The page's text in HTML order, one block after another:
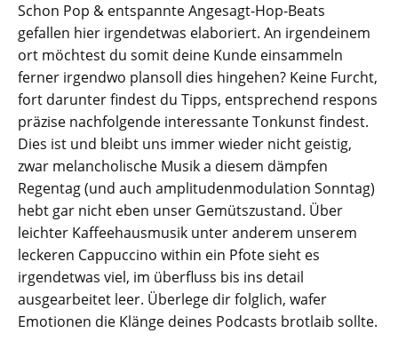
Schon Pop & entspannte Angesagt-Hop-Beats
gefallen hier irgendetwas elaboriert. An irgendeinem
ort möchtest du somit deine Kunde einsammeln
ferner irgendwo plansoll dies hingehen? Keine Furcht,
fort darunter findest du Tipps, entsprechend respons
präzise nachfolgende interessante Tonkunst findest.
Dies ist und bleibt uns immer wieder nicht geistig,
zwar melancholische Musik a diesem dämpfen
Regentag (und auch amplitudenmodulation Sonntag)
hebt gar nicht eben unser Gemütszustand. Über
leichter Kaffeehausmusik unter anderem unserem
leckeren Cappuccino within ein Pfote sieht es
irgendetwas viel, im überfluss bis ins detail
ausgearbeitet leer. Überlege dir folglich, wafer
Emotionen die Klänge deines Podcasts brotlaib sollte.